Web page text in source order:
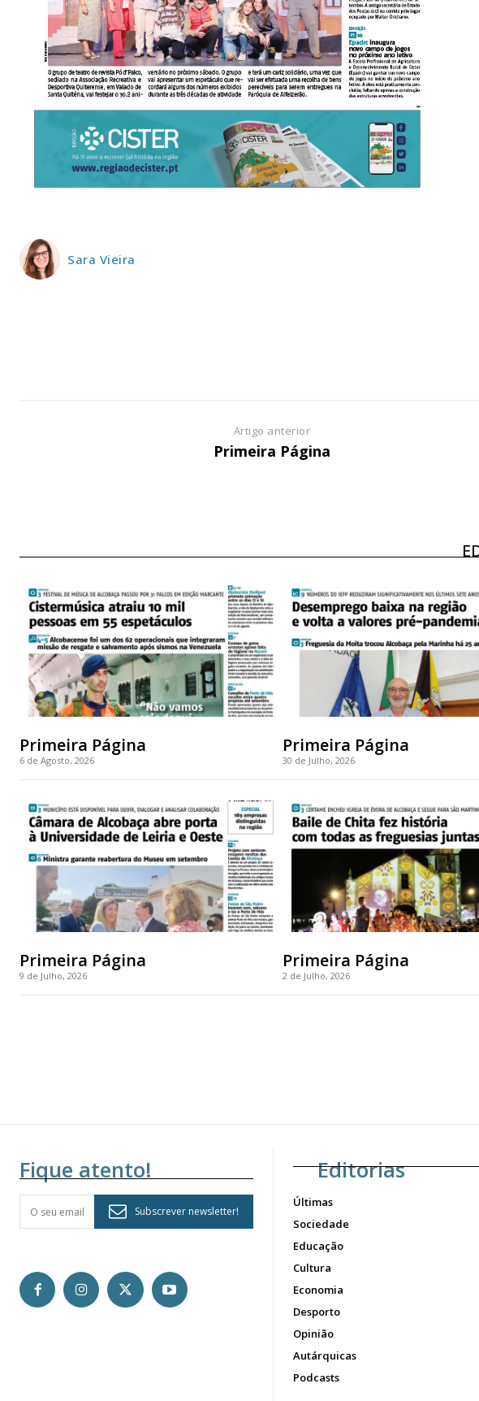
Planos
12 meses
Acesso aos conteúdos Exclusivos para
Ofertas para assinatura anual
Escolha o plano
Sara Vieira
Artigo anterior
Primeira Página
Primeira Página
6 de Agosto, 2026
Primeira Página
30 de Julho, 2026
Primeira Página
9 de Julho, 2026
Primeira Página
2 de Julho, 2026
Fique atento!
Subscrever newsletter!
Editorias
Últimas
Sociedade
Educação
Cultura
Economia
Desporto
Opinião
Autárquicas
Podcasts